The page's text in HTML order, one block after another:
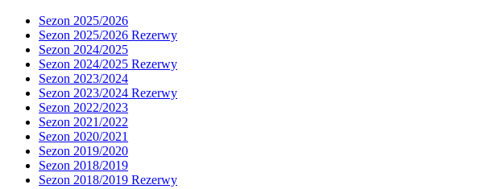
Sezon 2025/2026
Sezon 2025/2026 Rezerwy
Sezon 2024/2025
Sezon 2024/2025 Rezerwy
Sezon 2023/2024
Sezon 2023/2024 Rezerwy
Sezon 2022/2023
Sezon 2021/2022
Sezon 2020/2021
Sezon 2019/2020
Sezon 2018/2019
Sezon 2018/2019 Rezerwy